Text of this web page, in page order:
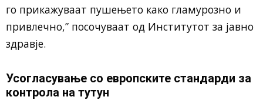
го прикажуваат пушењето како гламурозно и
привлечно,” посочуваат од Институтот за јавно
здравје.
Усогласување со европските стандарди за
контрола на тутун